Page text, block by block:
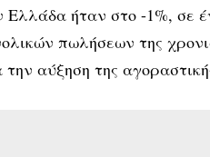
ήταν στο -1%, σε
πωλήσεων της
αύξηση της